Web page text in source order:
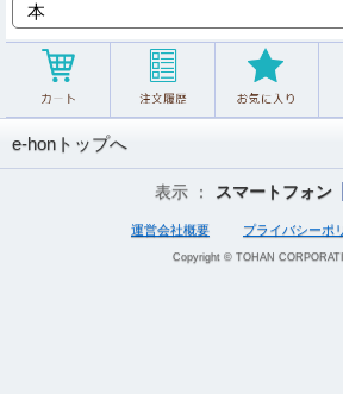
e-honトップへ
表示 ： スマートフォン
運営会社概要 プライバシーポ
Copyright © TOHAN